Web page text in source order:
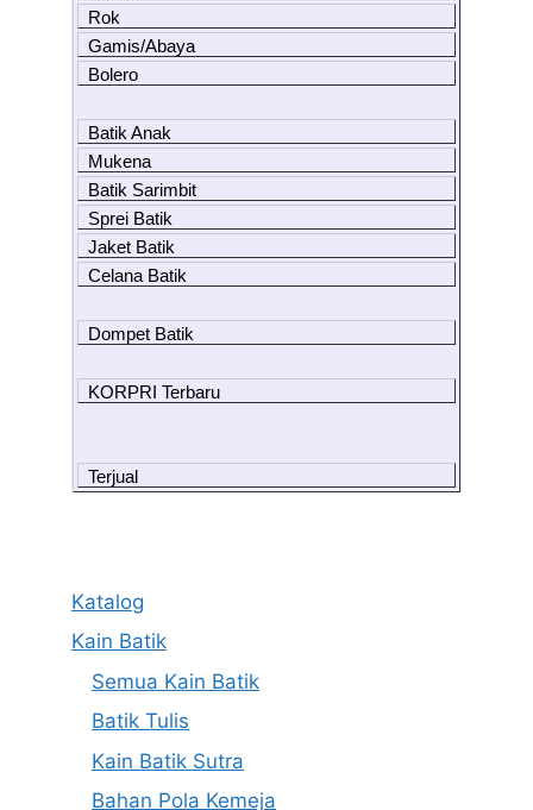
Rok
Gamis/Abaya
Bolero
Batik Anak
Mukena
Batik Sarimbit
Sprei Batik
Jaket Batik
Celana Batik
Dompet Batik
KORPRI Terbaru
Terjual
Katalog
Kain Batik
Semua Kain Batik
Batik Tulis
Kain Batik Sutra
Bahan Pola Kemeja